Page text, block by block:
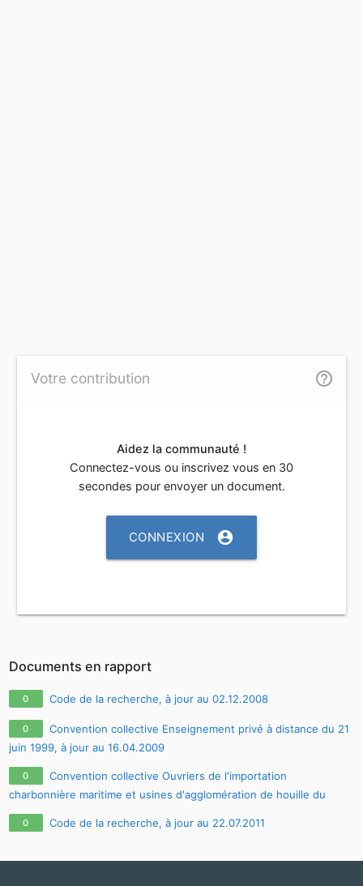
Votre contribution help_outline
Aidez la communauté !
Connectez-vous ou inscrivez vous en 30
secondes pour envoyer un document.
CONNEXION account_circle
Documents en rapport
0 Code de la recherche, à jour au 02.12.2008
0
Convention collective Enseignement privé à distance du 21
juin 1999, à jour au 16.04.2009
0
Convention collective Ouvriers de l'importation
charbonnière maritime et usines d'agglomération de houille du
littoral du 15 septembre 1994, à jour au 06.05.2011
0 Code de la recherche, à jour au 22.07.2011